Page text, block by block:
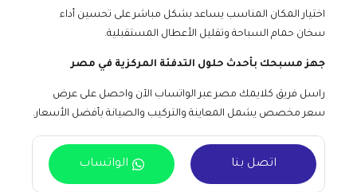
اختيار المكان المناسب يساعد بشكل مباشر على تحسين أداء
سخان حمام السباحة وتقليل الأعطال المستقبلية.
جهز مسبحك بأحدث حلول التدفئة المركزية في مصر
راسل فريق كلايمك مصر عبر الواتساب الآن واحصل على عرض
سعر مخصص يشمل المعاينة والتركيب والصيانة بأفضل الأسعار.
اتصل بنا الواتساب